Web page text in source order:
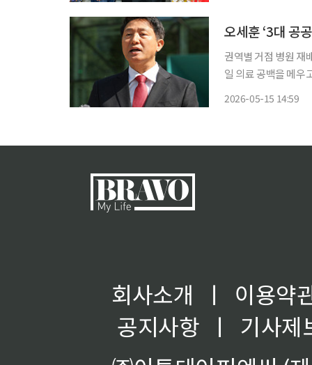
오세훈 ‘3대 공
권역별 거점 병원 재배치·AI 진료 보조 도
일 의료 공백을 메우
2026-05-15 14:59
회사소개 ㅣ
이용약
공지사항
ㅣ
기사제